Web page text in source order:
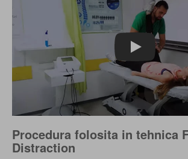
Play
Procedura folosita in tehnica
Distraction